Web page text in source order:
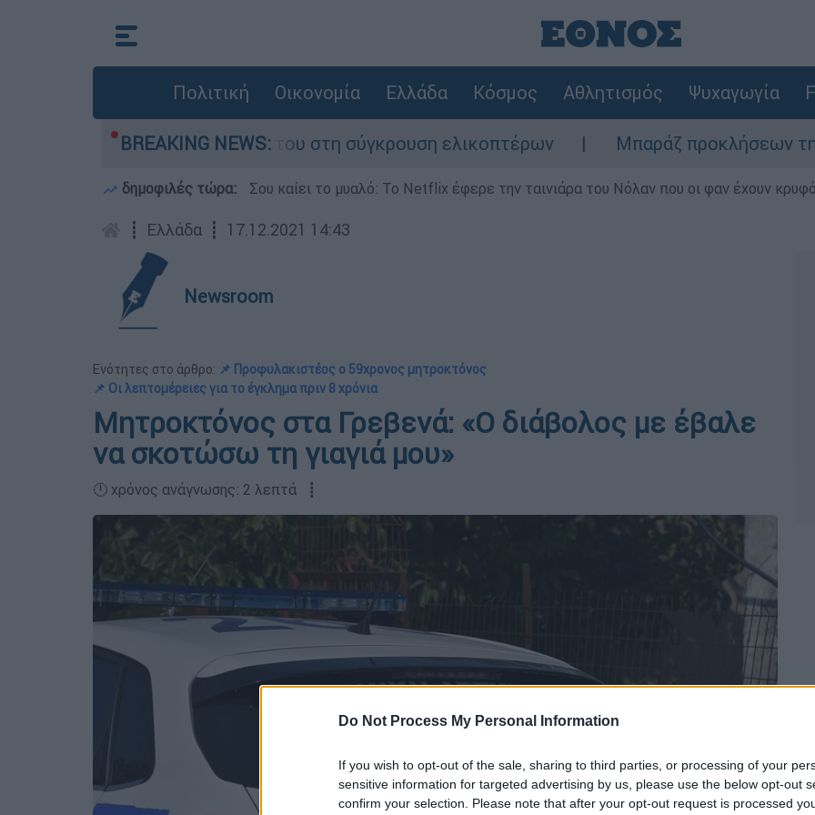
Do Not Process My Personal Information
If you wish to opt-out of the sale, sharing to third parties, or processing of your
sensitive information for targeted advertising by us, please use the below opt-out
confirm your selection. Please note that after your opt-out request is processed
Πολιτική Οικονομία Ελλάδα Κόσμος Αθλητισμός Ψυχαγωγία
BREAKING NEWS:
που έχασε τη ζωή του στη σύγκρουση ελικοπτέρων Μπαράζ προκλήσεων της
δημοφιλές τώρα: Σου καίει το μυαλό: Το Netflix έφερε την ταινιάρα του Νόλαν που οι φαν έχουν
┋ Ελλάδα ┋ 17.12.2021 14:43
Newsroom
Ενότητες στο άρθρο: 📌 Προφυλακιστέος ο 59χρονος μητροκτόνος
📌 Οι λεπτομέρειες για το έγκλημα πριν 8 χρόνια
Mητροκτόνος στα Γρεβενά: «O διάβολος με έβαλε
να σκοτώσω τη γιαγιά μου»
🕛 χρόνος ανάγνωσης: 2 λεπτά ┋